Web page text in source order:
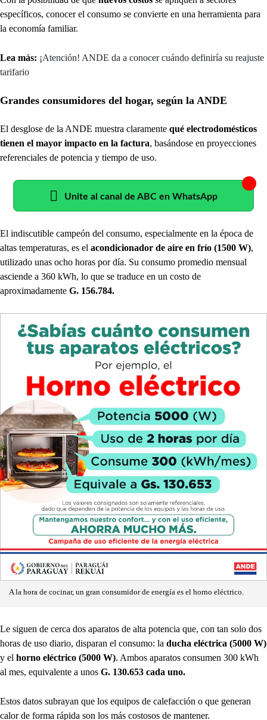
específicos, conocer el consumo se convierte en una herramienta para
la economía familiar.
Lea más: ¡Atención! ANDE da a conocer cuándo definiría su reajuste
tarifario
Grandes consumidores del hogar, según la ANDE
El desglose de la ANDE muestra claramente qué electrodomésticos
tienen el mayor impacto en la factura, basándose en proyecciones
referenciales de potencia y tiempo de uso.
Unite al canal de ABC en WhatsApp
El indiscutible campeón del consumo, especialmente en la época de
altas temperaturas, es el acondicionador de aire en frío (1500 W),
utilizado unas ocho horas por día. Su consumo promedio mensual
asciende a 360 kWh, lo que se traduce en un costo de
aproximadamente G. 156.784.
A la hora de cocinar, un gran consumidor de energía es el horno eléctrico.
Le siguen de cerca dos aparatos de alta potencia que, con tan solo dos
horas de uso diario, disparan el consumo: la ducha eléctrica (5000 W)
y el horno eléctrico (5000 W). Ambos aparatos consumen 300 kWh
al mes, equivalente a unos G. 130.653 cada uno.
Estos datos subrayan que los equipos de calefacción o que generan
calor de forma rápida son los más costosos de mantener.